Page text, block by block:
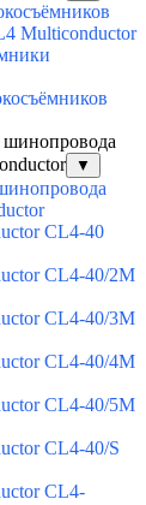
Multiconductor
▼
CL4-40
CL4-40/2M
CL4-40/3M
CL4-40/4M
CL4-40/5M
CL4-40/S
CL4-